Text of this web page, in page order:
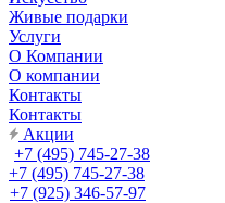
Живые подарки
Услуги
О Компании
О компании
Контакты
Контакты
Акции
+7 (495) 745-27-38
+7 (495) 745-27-38
+7 (925) 346-57-97